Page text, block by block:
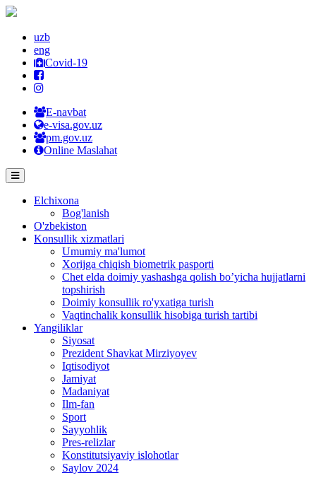
uzb
eng
Covid-19
E-navbat
e-visa.gov.uz
pm.gov.uz
Online Maslahat
Elchixona
Bog'lanish
O'zbekiston
Konsullik xizmatlari
Umumiy ma'lumot
Xorijga chiqish biometrik pasporti
Chet elda doimiy yashashga qolish bo’yicha hujjatlarni
topshirish
Doimiy konsullik ro'yxatiga turish
Vaqtinchalik konsullik hisobiga turish tartibi
Yangiliklar
Siyosat
Prezident Shavkat Mirziyoyev
Iqtisodiyot
Jamiyat
Madaniyat
Ilm-fan
Sport
Sayyohlik
Pres-relizlar
Konstitutsiyaviy islohotlar
Saylov 2024